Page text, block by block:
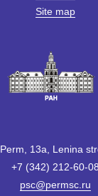
Site map
Perm, 13a, Lenina
+7 (342) 212-60-08
psc@permsc.ru